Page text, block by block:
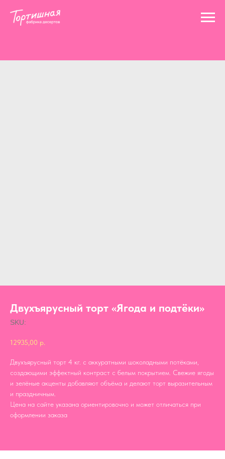
Двухъярусный торт «Ягода и подтёки»
SKU:
12935,00 р.
Двухъярусный торт 4 кг. с аккуратными шоколадными потёками,
создающими эффектный контраст с белым покрытием. Свежие ягоды
и зелёные акценты добавляют объёма и делают торт выразительным
и праздничным.
Цена на сайте указана ориентировочно и может отличаться при
оформлении заказа